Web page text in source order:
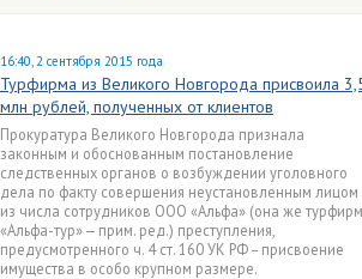
16:40, 2 сентября 2015 года
Турфирма из Великого Новгорода присвоила
млн рублей, полученных от клиентов
Прокуратура Великого Новгорода признала
законным и обоснованным постановление
следственных органов о возбуждении уголовного
дела по факту совершения неустановленным лицом
из числа сотрудников ООО «Альфа» (она же
«Альфа-тур» — прим. ред.) преступления,
предусмотренного ч. 4 ст. 160 УК РФ – присвоение
имущества в особо крупном размере.